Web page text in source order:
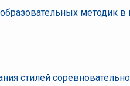
методик в
стилей